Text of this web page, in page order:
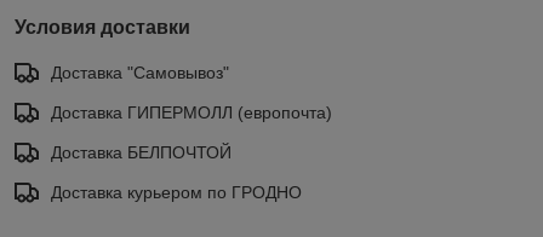
Условия доставки
Доставка "Самовывоз"
Доставка ГИПЕРМОЛЛ (европочта)
Доставка БЕЛПОЧТОЙ
Доставка курьером по ГРОДНО